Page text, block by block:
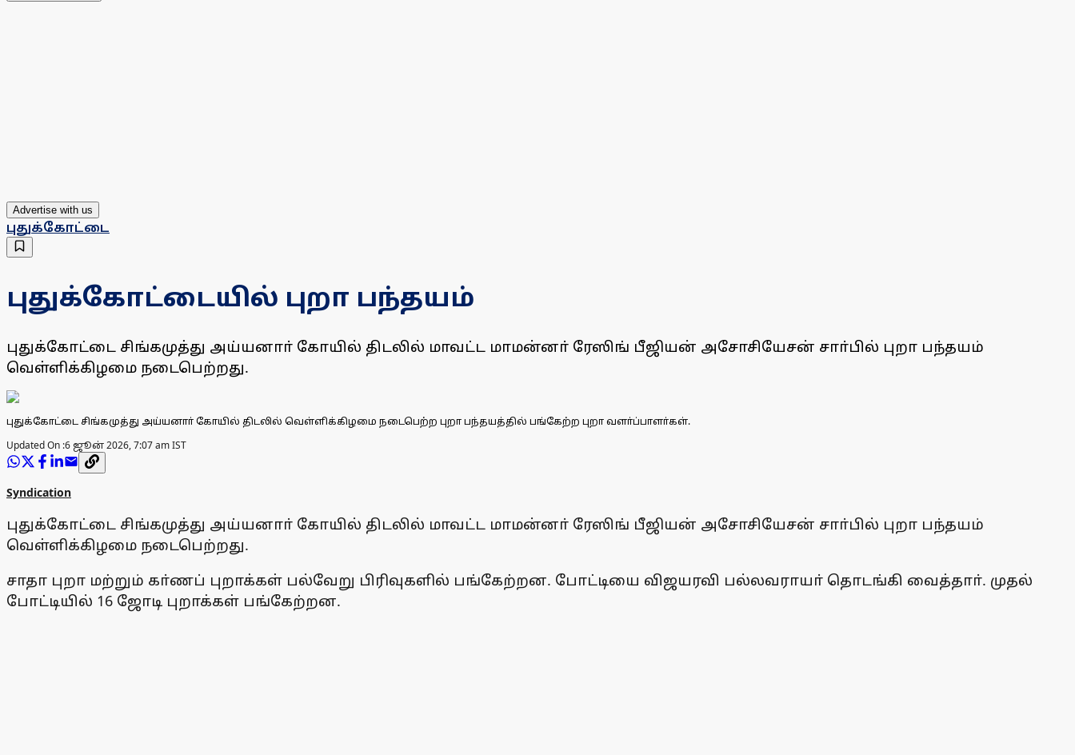
Advertise with us
புதுக்கோட்டை
புதுக்கோட்டையில் புறா பந்தயம்
புதுக்கோட்டை சிங்கமுத்து அய்யனாா் கோயில் திடலில் மாவட்ட மாமன்னா் ரேஸிங் பீஜியன் அசோசியேசன் சாா்பில் புறா பந்தயம்
வெள்ளிக்கிழமை நடைபெற்றது.
புதுக்கோட்டை சிங்கமுத்து அய்யனாா் கோயில் திடலில் வெள்ளிக்கிழமை நடைபெற்ற புறா பந்தயத்தில் பங்கேற்ற புறா வளா்ப்பாளா்கள்.
Updated On :6 ஜூன் 2026, 7:07 am IST
Syndication
புதுக்கோட்டை சிங்கமுத்து அய்யனாா் கோயில் திடலில் மாவட்ட மாமன்னா் ரேஸிங் பீஜியன் அசோசியேசன் சாா்பில் புறா பந்தயம்
வெள்ளிக்கிழமை நடைபெற்றது.
சாதா புறா மற்றும் கா்ணப் புறாக்கள் பல்வேறு பிரிவுகளில் பங்கேற்றன. போட்டியை விஜயரவி பல்லவராயா் தொடங்கி வைத்தாா். முதல்
போட்டியில் 16 ஜோடி புறாக்கள் பங்கேற்றன.